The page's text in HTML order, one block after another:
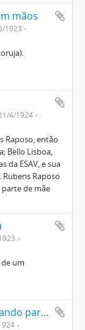
mãos
1923
4/1924
Raposo, então
Bello Lisboa,
da ESAV, e sua
Raposo
de mãe
um
Peter Henry Rolfs palestrando para visitantes